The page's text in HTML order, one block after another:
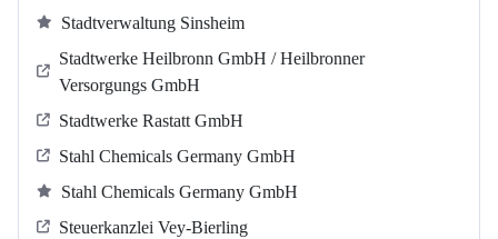
Stadtverwaltung Sinsheim
Stadtwerke Heilbronn GmbH / Heilbronner
Versorgungs GmbH
Stadtwerke Rastatt GmbH
Stahl Chemicals Germany GmbH
Stahl Chemicals Germany GmbH
Steuerkanzlei Vey-Bierling